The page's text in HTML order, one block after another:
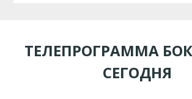
ТЕЛЕПРОГРАММА
СЕГОДНЯ